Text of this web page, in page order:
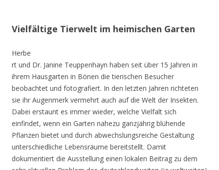
Vielfältige Tierwelt im heimischen Garten
Herbe
rt und Dr. Janine Teuppenhayn haben seit über 15 Jahren in
ihrem Hausgarten in Bönen die tierischen Besucher
beobachtet und fotografiert. In den letzten Jahren richteten
sie ihr Augenmerk vermehrt auch auf die Welt der Insekten.
Dabei erstaunt es immer wieder, welche Vielfalt sich
einfindet, wenn ein Garten nahezu ganzjährig blühende
Pflanzen bietet und durch abwechslungsreiche Gestaltung
unterschiedliche Lebensräume bereitstellt. Damit
dokumentiert die Ausstellung einen lokalen Beitrag zu dem